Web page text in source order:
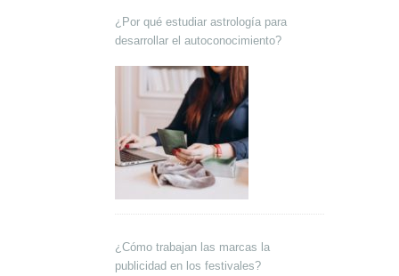
¿Por qué estudiar astrología para
desarrollar el autoconocimiento?
¿Cómo trabajan las marcas la
publicidad en los festivales?